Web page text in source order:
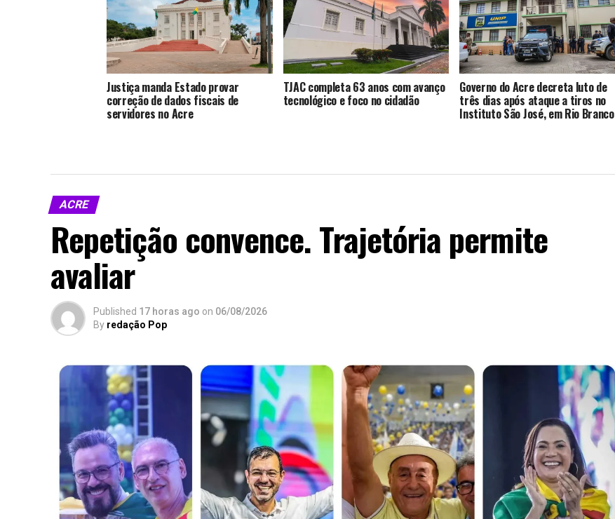
Justiça manda Estado provar
correção de dados fiscais de
servidores no Acre
TJAC completa 63 anos com avanço
tecnológico e foco no cidadão
Governo do Acre decreta luto de
três dias após ataque a tiros no
Instituto São José, em Rio Branco
ACRE
Repetição convence. Trajetória permite
avaliar
Published 17 horas ago on 06/08/2026
By redação Pop